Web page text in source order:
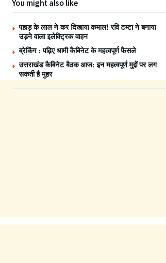
You might also like
पहाड़ के लाल ने कर दिखाया कमाल! रवि टम्टा ने बनाया
उड़ने वाला इलेक्ट्रिक वाहन
ब्रेकिंग : पढ़िए धामी कैबिनेट के महत्वपूर्ण फैसले
उत्तराखंड कैबिनेट बैठक आज: इन महत्वपूर्ण मुद्दों पर लग
सकती है मुहर